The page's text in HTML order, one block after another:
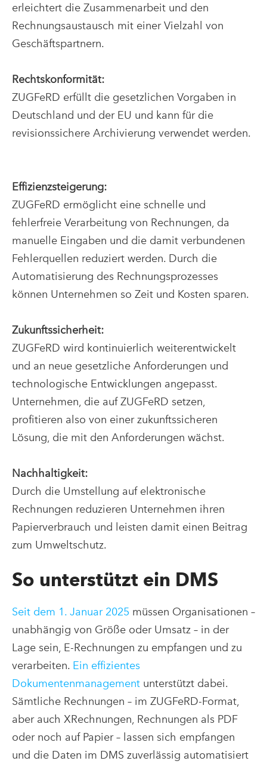
erleichtert die Zusammenarbeit und den
Rechnungsaustausch mit einer Vielzahl von
Geschäftspartnern.
Rechtskonformität:
ZUGFeRD erfüllt die gesetzlichen Vorgaben in
Deutschland und der EU und kann für die
revisionssichere Archivierung verwendet werden.
Effizienzsteigerung:
ZUGFeRD ermöglicht eine schnelle und
fehlerfreie Verarbeitung von Rechnungen, da
manuelle Eingaben und die damit verbundenen
Fehlerquellen reduziert werden. Durch die
Automatisierung des Rechnungsprozesses
können Unternehmen so Zeit und Kosten sparen.
Zukunftssicherheit:
ZUGFeRD wird kontinuierlich weiterentwickelt
und an neue gesetzliche Anforderungen und
technologische Entwicklungen angepasst.
Unternehmen, die auf ZUGFeRD setzen,
profitieren also von einer zukunftssicheren
Lösung, die mit den Anforderungen wächst.
Nachhaltigkeit:
Durch die Umstellung auf elektronische
Rechnungen reduzieren Unternehmen ihren
Papierverbrauch und leisten damit einen Beitrag
zum Umweltschutz.
So unterstützt ein DMS
Seit dem 1. Januar 2025 müssen Organisationen –
unabhängig von Größe oder Umsatz – in der
Lage sein, E-Rechnungen zu empfangen und zu
verarbeiten. Ein effizientes
Dokumentenmanagement unterstützt dabei.
Sämtliche Rechnungen – im ZUGFeRD-Format,
aber auch XRechnungen, Rechnungen als PDF
oder noch auf Papier – lassen sich empfangen
und die Daten im DMS zuverlässig automatisiert